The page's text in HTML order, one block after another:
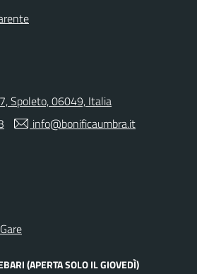
Spoleto, 06049, Italia
info@bonificaumbra.it
(APERTA SOLO IL GIOVEDÌ)